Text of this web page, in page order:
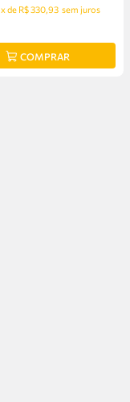
xde R$ 330,93 sem juros
COMPRAR